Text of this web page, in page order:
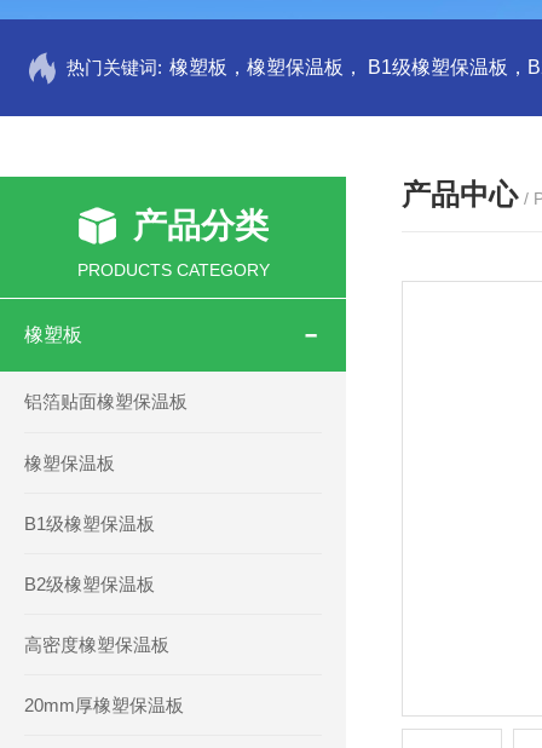
热门关键词:
产品分类
PRODUCTS CATEGORY
橡塑板
铝箔贴面橡塑保温板
橡塑保温板
B1级橡塑保温板
B2级橡塑保温板
高密度橡塑保温板
20mm厚橡塑保温板
产品中心 /